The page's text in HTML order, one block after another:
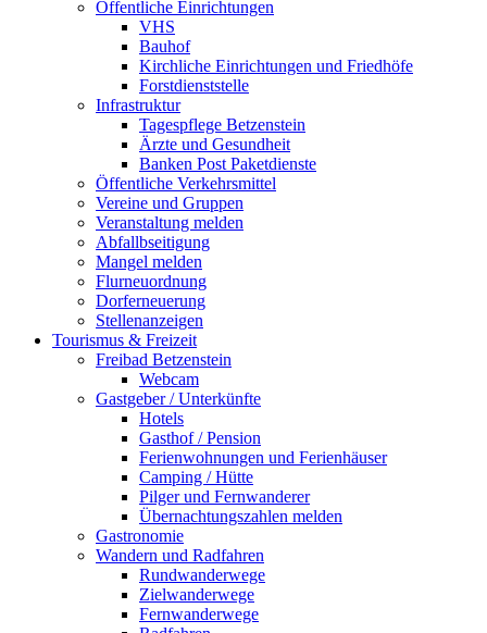
Öffentliche Einrichtungen
VHS
Bauhof
Kirchliche Einrichtungen und Friedhöfe
Forstdienststelle
Infrastruktur
Tagespflege Betzenstein
Ärzte und Gesundheit
Banken Post Paketdienste
Öffentliche Verkehrsmittel
Vereine und Gruppen
Veranstaltung melden
Abfallbseitigung
Mangel melden
Flurneuordnung
Dorferneuerung
Stellenanzeigen
Tourismus & Freizeit
Freibad Betzenstein
Webcam
Gastgeber / Unterkünfte
Hotels
Gasthof / Pension
Ferienwohnungen und Ferienhäuser
Camping / Hütte
Pilger und Fernwanderer
Übernachtungszahlen melden
Gastronomie
Wandern und Radfahren
Rundwanderwege
Zielwanderwege
Fernwanderwege